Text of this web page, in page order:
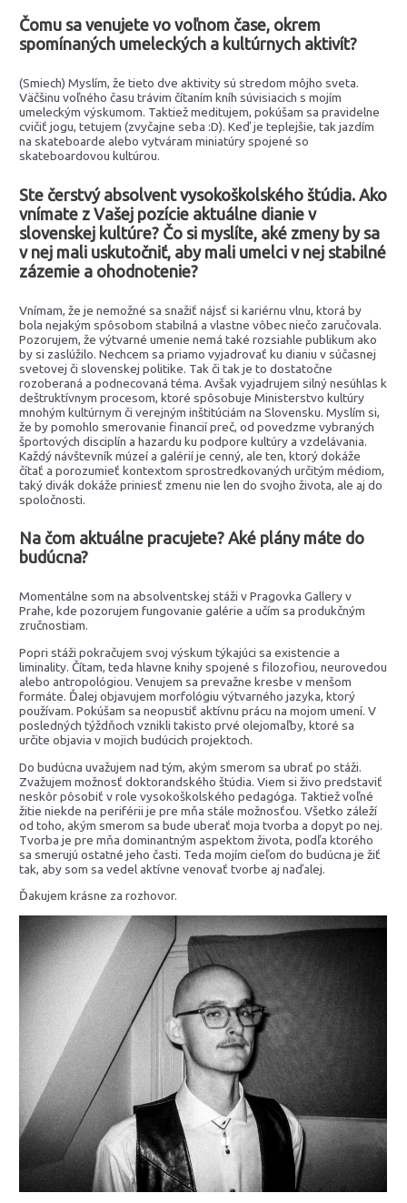
Čomu sa venujete vo voľnom čase, okrem
spomínaných umeleckých a kultúrnych aktivít?
(Smiech) Myslím, že tieto dve aktivity sú stredom môjho sveta.
Väčšinu voľného času trávim čítaním kníh súvisiacich s mojím
umeleckým výskumom. Taktiež meditujem, pokúšam sa pravidelne
cvičiť jogu, tetujem (zvyčajne seba :D). Keď je teplejšie, tak jazdím
na skateboarde alebo vytváram miniatúry spojené so
skateboardovou kultúrou.
Ste čerstvý absolvent vysokoškolského štúdia. Ako
vnímate z Vašej pozície aktuálne dianie v
slovenskej kultúre? Čo si myslíte, aké zmeny by sa
v nej mali uskutočniť, aby mali umelci v nej stabilné
zázemie a ohodnotenie?
Vnímam, že je nemožné sa snažiť nájsť si kariérnu vlnu, ktorá by
bola nejakým spôsobom stabilná a vlastne vôbec niečo zaručovala.
Pozorujem, že výtvarné umenie nemá také rozsiahle publikum ako
by si zaslúžilo. Nechcem sa priamo vyjadrovať ku dianiu v súčasnej
svetovej či slovenskej politike. Tak či tak je to dostatočne
rozoberaná a podnecovaná téma. Avšak vyjadrujem silný nesúhlas k
deštruktívnym procesom, ktoré spôsobuje Ministerstvo kultúry
mnohým kultúrnym či verejným inštitúciám na Slovensku. Myslím si,
že by pomohlo smerovanie financií preč, od povedzme vybraných
športových disciplín a hazardu ku podpore kultúry a vzdelávania.
Každý návštevník múzeí a galérií je cenný, ale ten, ktorý dokáže
čítať a porozumieť kontextom sprostredkovaných určitým médiom,
taký divák dokáže priniesť zmenu nie len do svojho života, ale aj do
spoločnosti.
Na čom aktuálne pracujete? Aké plány máte do
budúcna?
Momentálne som na absolventskej stáži v Pragovka Gallery v
Prahe, kde pozorujem fungovanie galérie a učím sa produkčným
zručnostiam.
Popri stáži pokračujem svoj výskum týkajúci sa existencie a
liminality. Čítam, teda hlavne knihy spojené s filozofiou, neurovedou
alebo antropológiou. Venujem sa prevažne kresbe v menšom
formáte. Ďalej objavujem morfológiu výtvarného jazyka, ktorý
používam. Pokúšam sa neopustiť aktívnu prácu na mojom umení. V
posledných týždňoch vznikli takisto prvé olejomaľby, ktoré sa
určite objavia v mojich budúcich projektoch.
Do budúcna uvažujem nad tým, akým smerom sa ubrať po stáži.
Zvažujem možnosť doktorandského štúdia. Viem si živo predstaviť
neskôr pôsobiť v role vysokoškolského pedagóga. Taktiež voľné
žitie niekde na periférii je pre mňa stále možnosťou. Všetko záleží
od toho, akým smerom sa bude uberať moja tvorba a dopyt po nej.
Tvorba je pre mňa dominantným aspektom života, podľa ktorého
sa smerujú ostatné jeho časti. Teda mojím cieľom do budúcna je žiť
tak, aby som sa vedel aktívne venovať tvorbe aj naďalej.
Ďakujem krásne za rozhovor.